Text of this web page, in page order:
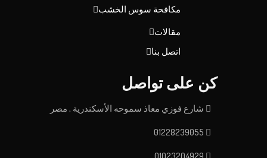
مكافحة سوس الخشب
مقالات
اتصل بنا
كن على تواصل
شارع فوزي معاذ سموحه الأسكندرية , مصر